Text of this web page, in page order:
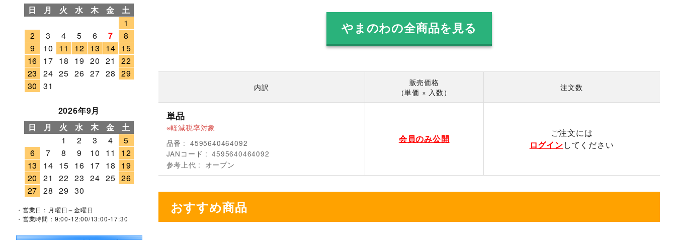
やまのわの全商品を見る
内訳
販売価格
（単価 × 入数）
注文数
単品
軽減税率対象
品番
4595640464092
JANコード
4595640464092
参考上代
オープン
会員のみ公開
ご注文には
ログインしてください
おすすめ商品
日
月 火 水 木 金
土
1
2
3 4 5 6 7
8
9
10 11 12 13 14 15
16
17 18 19 20 21
22
23
24 25 26 27 28 29
30
31
2026年9月
日
月 火 水 木 金
土
1
2 3 4
5
6
7 8 9 10 11
12
13
14 15 16 17 18
19
20
21 22 23 24 25 26
27 28 29 30
・営業日：月曜日～金曜日
・営業時間：9:00-12:00/13:00-17:30